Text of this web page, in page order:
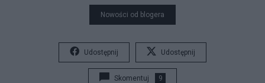
Nowości od blogera
Udostępnij Udostępnij
Skomentuj 9